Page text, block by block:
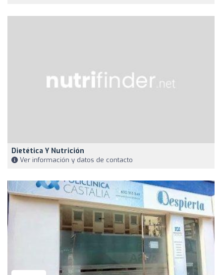
Dietética Y Nutrición
Ver información y datos de contacto